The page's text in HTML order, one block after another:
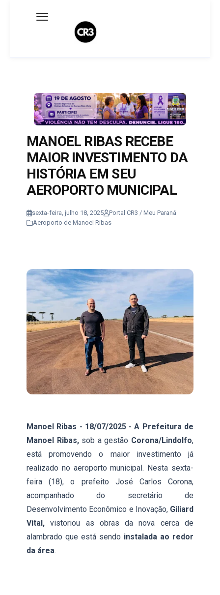
Expediente
Sobre o blog
MANOEL RIBAS RECEBE
MAIOR INVESTIMENTO DA
HISTÓRIA EM SEU
AEROPORTO MUNICIPAL
sexta-feira, julho 18, 2025
Portal CR3 / Meu Paraná
Aeroporto de Manoel Ribas
Manoel Ribas - 18/07/2025 - A Prefeitura de
Manoel Ribas,sob a gestão Corona/Lindolfo,
está promovendo o maior investimento já
realizado no aeroporto municipal. Nesta sexta-
feira (18), o prefeito José Carlos Corona,
acompanhado do secretário de
Desenvolvimento Econômico e Inovação, Giliard
Vital,vistoriou as obras da nova cerca de
alambrado que está sendo instalada ao redor
da área.